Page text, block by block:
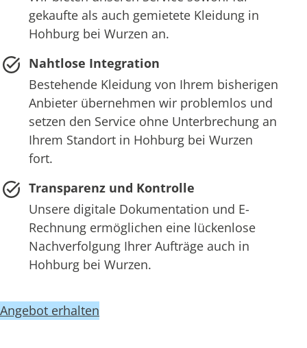
gekaufte als auch gemietete Kleidung in
Hohburg bei Wurzen an.
Nahtlose Integration
Bestehende Kleidung von Ihrem bisherigen
Anbieter übernehmen wir problemlos und
setzen den Service ohne Unterbrechung an
Ihrem Standort in Hohburg bei Wurzen
fort.
Transparenz und Kontrolle
Unsere digitale Dokumentation und E-
Rechnung ermöglichen eine lückenlose
Nachverfolgung Ihrer Aufträge auch in
Hohburg bei Wurzen.
Angebot erhalten